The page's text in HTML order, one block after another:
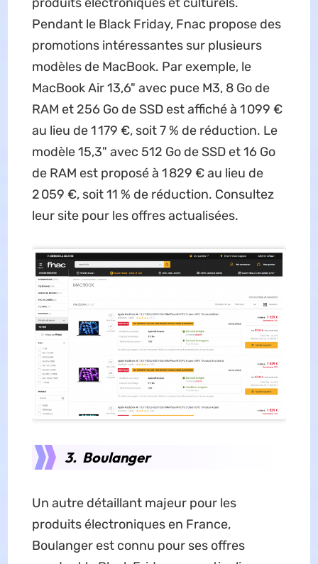
Pendant le Black Friday, Fnac propose des
promotions intéressantes sur plusieurs
modèles de MacBook. Par exemple, le
MacBook Air 13,6" avec puce M3, 8 Go de
RAM et 256 Go de SSD est affiché à 1 099 €
au lieu de 1 179 €, soit 7 % de réduction. Le
modèle 15,3" avec 512 Go de SSD et 16 Go
de RAM est proposé à 1 829 € au lieu de
2 059 €, soit 11 % de réduction. Consultez
leur site pour les offres actualisées.
3. Boulanger
Un autre détaillant majeur pour les
produits électroniques en France,
Boulanger est connu pour ses offres